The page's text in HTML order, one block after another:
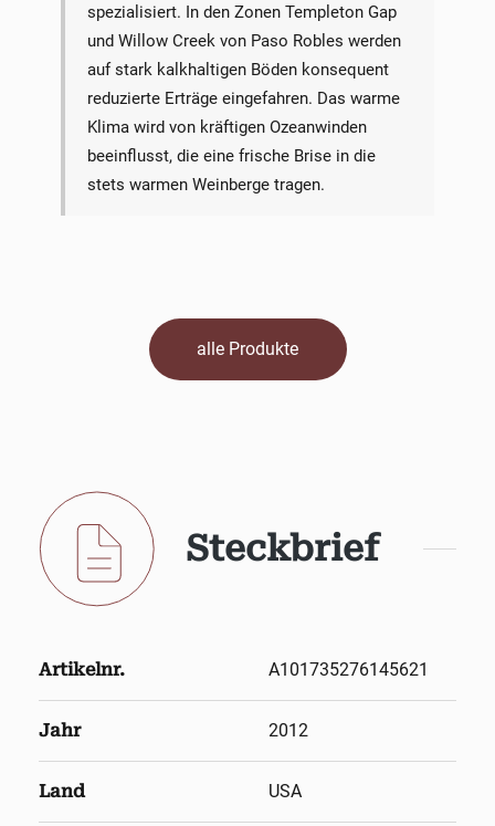
spezialisiert. In den Zonen Templeton Gap
und Willow Creek von Paso Robles werden
auf stark kalkhaltigen Böden konsequent
reduzierte Erträge eingefahren. Das warme
Klima wird von kräftigen Ozeanwinden
beeinflusst, die eine frische Brise in die
stets warmen Weinberge tragen.
alle Produkte
Steckbrief
Artikelnr. A101735276145621
Jahr 2012
Land USA